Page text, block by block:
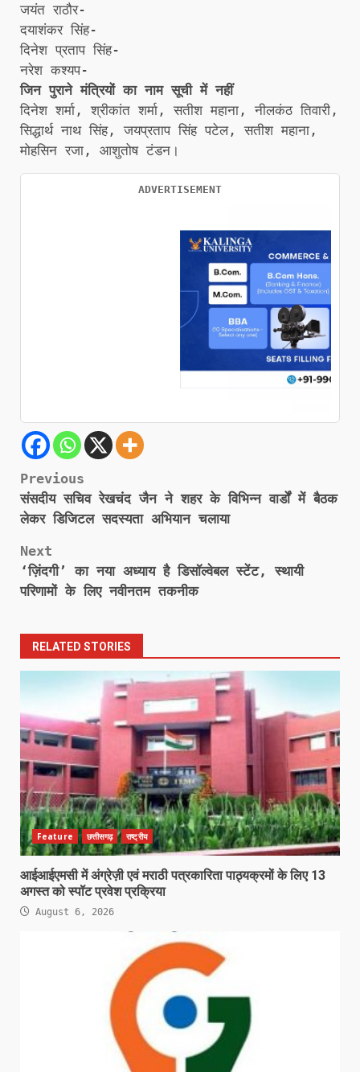
जयंत राठौर-
दयाशंकर सिंह-
दिनेश प्रताप सिंह-
नरेश कश्यप-
जिन पुराने मंत्रियों का नाम सूची में नहीं
दिनेश शर्मा, श्रीकांत शर्मा, सतीश महाना, नीलकंठ तिवारी,
सिद्धार्थ नाथ सिंह, जयप्रताप सिंह पटेल, सतीश महाना,
मोहसिन रजा, आशुतोष टंडन।
ADVERTISEMENT
Post
navigation
Previous
संसदीय सचिव रेखचंद जैन ने शहर के विभिन्न वार्डों में बैठक
लेकर डिजिटल सदस्यता अभियान चलाया
Next
‘ज़िंदगी’ का नया अध्याय है डिसॉल्वेबल स्टेंट, स्थायी
परिणामों के लिए नवीनतम तकनीक
RELATED STORIES
Feature छत्तीसगढ़ राष्ट्रीय
आईआईएमसी में अंग्रेज़ी एवं मराठी पत्रकारिता पाठ्यक्रमों के लिए 13
अगस्त को स्पॉट प्रवेश प्रक्रिया
August 6, 2026